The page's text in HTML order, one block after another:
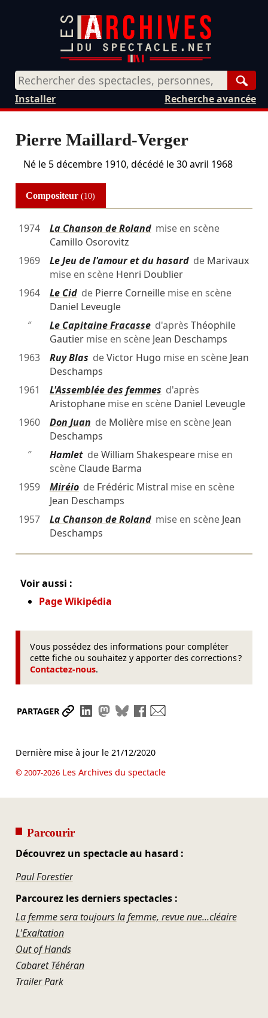
Recherche avancée
Installer
Pierre Maillard-Verger
Né le 5 décembre 1910, décédé le30 avril 1968
Compositeur(10)
1974 La Chanson de Rolandmise en scène
Camillo Osorovitz
1969
Le Jeu de l'amour et du hasardde Marivaux
mise en scène Henri Doublier
1964
Le Cidde Pierre Corneillemise en scène
Daniel Leveugle
″
Le Capitaine Fracassed'après Théophile
Gautiermise en scène Jean Deschamps
1963
Ruy Blas deVictor Hugo mise en scène Jean
Deschamps
1961
L'Assemblée des femmes d'après
Aristophanemise en scène Daniel Leveugle
1960
Don Juan de Molièremise en scène Jean
Deschamps
″
HamletdeWilliam Shakespearemise en
scène Claude Barma
1959
Miréiode Frédéric Mistral mise en scène
Jean Deschamps
1957
La Chanson de Rolandmise en scène Jean
Deschamps
Voir aussi :
Page Wikipédia
Vous possédez des informations pour compléter
cette fiche ou souhaitez y apporter des corrections ?
Contactez-nous.
PARTAGER Partager le lien
Partager sur LinkedIn
Partager sur Mastodon
Partager sur Bluesky
Partager sur Facebook
Dernière mise à jour le 21/12/2020
© 2007-2026Les Archives du spectacle
Parcourir
Découvrez un spectacle au hasard :
Paul Forestier
Parcourez les derniers spectacles :
La femme sera toujours la femme, revue nue...cléaire
L'Exaltation
Out of Hands
Cabaret Téhéran
Trailer Park